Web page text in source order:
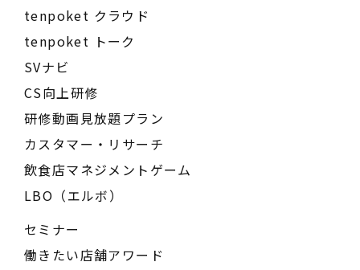
tenpoket クラウド
tenpoket トーク
SVナビ
CS向上研修
研修動画見放題プラン
カスタマー・リサーチ
飲食店マネジメントゲーム
LBO（エルボ）
セミナー
働きたい店舗アワード